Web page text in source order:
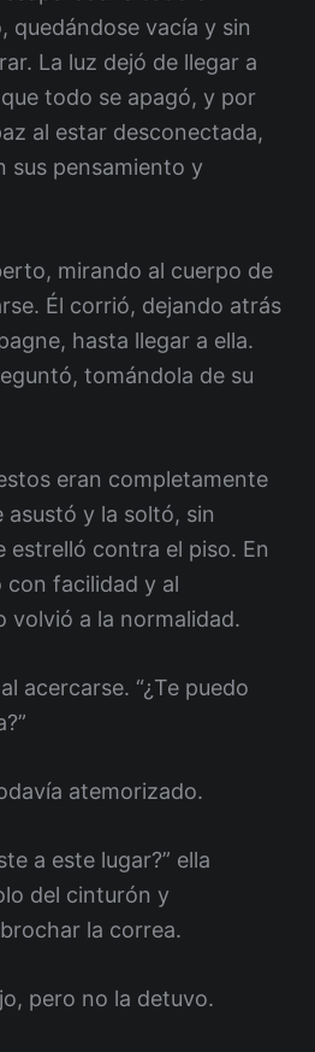
quedándose vacía y sin
La luz dejó de llegar a
todo se apagó, y por
al estar desconectada,
sus pensamiento y
mirando al cuerpo de
Él corrió, dejando atrás
hasta llegar a ella.
tomándola de su
eran completamente
y la soltó, sin
estrelló contra el piso. En
con facilidad y al
volvió a la normalidad.
acercarse. “¿Te puedo
atemorizado.
a este lugar?” ella
del cinturón y
la correa.
pero no la detuvo.